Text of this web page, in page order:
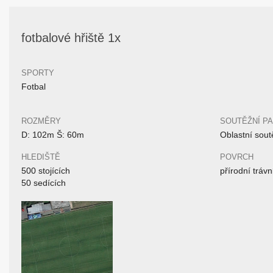
fotbalové hřiště 1x
SPORTY
Fotbal
ROZMĚRY
D: 102m Š: 60m
HLEDIŠTĚ
500 stojících
50 sedících
SOUTĚŽNÍ
Oblastní
POVRCH
přírodní